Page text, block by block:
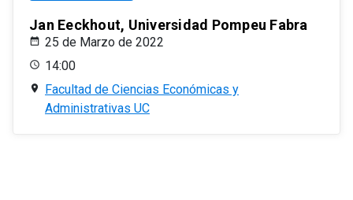
Jan Eeckhout, Universidad Pompeu Fabra
25 de Marzo de 2022
14:00
Facultad de Ciencias Económicas y
Administrativas UC